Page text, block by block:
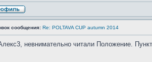
сообщения: Re: POLTAVA CUP autumn 2014
невнимательно читали Положение.